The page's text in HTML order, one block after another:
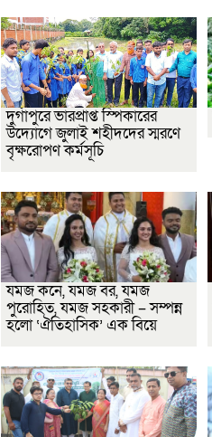
দুর্গাপুরে ভারপ্রাপ্ত স্পিকারের
উদ্যোগে জুলাই শহীদদের স্মরণে
বৃক্ষরোপণ কর্মসূচি
যমজ কনে, যমজ বর, যমজ
পুরোহিত, যমজ সহকারী – সম্পন্ন
হলো ‘ঐতিহাসিক’ এক বিয়ে